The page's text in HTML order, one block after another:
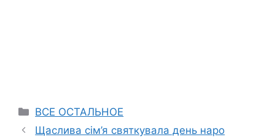
Categories
ВСЕ ОСТАЛЬНОЕ
Щаслива сім’я святкувала день наро